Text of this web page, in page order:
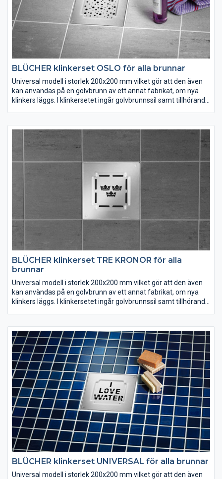
BLÜCHER klinkerset OSLO för alla brunnar
Universal modell i storlek 200x200 mm vilket gör att den även
kan användas på en golvbrunn av ett annat fabrikat, om nya
klinkers läggs. I klinkersetet ingår golvbrunnssil samt tillhörande
sorters design.
BLÜCHER klinkerset TRE KRONOR för alla
brunnar
Universal modell i storlek 200x200 mm vilket gör att den även
kan användas på en golvbrunn av ett annat fabrikat, om nya
klinkers läggs. I klinkersetet ingår golvbrunnssil samt tillhörande
sorters design.
BLÜCHER klinkerset UNIVERSAL för alla brunnar
Universal modell i storlek 200x200 mm vilket gör att den även